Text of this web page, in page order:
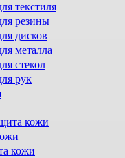
текстиля
резины
дисков
металла
стекол
рук
кожи
кожи